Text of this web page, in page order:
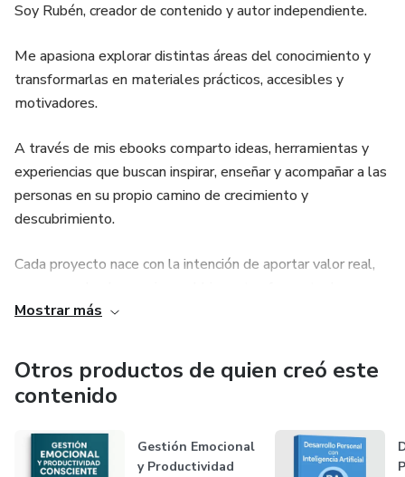
Soy Rubén, creador de contenido y autor independiente.
Me apasiona explorar distintas áreas del conocimiento y
transformarlas en materiales prácticos, accesibles y
motivadores.
A través de mis ebooks comparto ideas, herramientas y
experiencias que buscan inspirar, enseñar y acompañar a las
personas en su propio camino de crecimiento y
descubrimiento.
Cada proyecto nace con la intención de aportar valor real,
creatividad o simplemente disfrutar aprendiendo algo
📘 Aprende, experimenta y disfruta del proceso.
Mostrar más
Otros productos de quien creó este
contenido
Gestión Emocional
y Productividad